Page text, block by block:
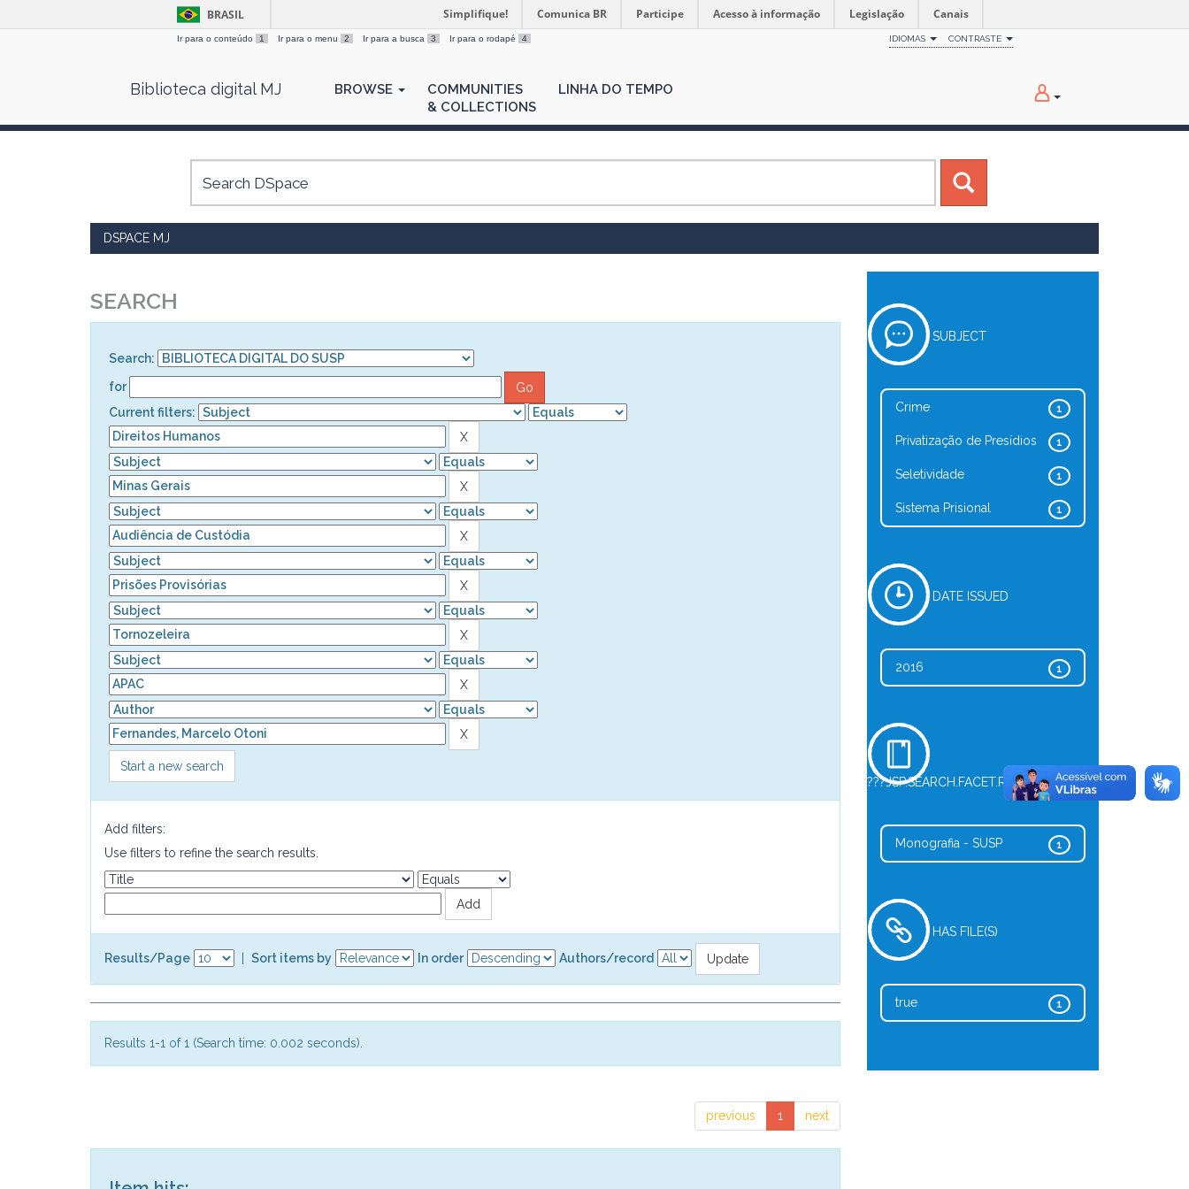
BRASIL Simplifique! Comunica BR Participe Acesso à informação Legislação Canais
Ir para o conteúdo 1 Ir para o menu 2 Ir para a busca 3 Ir para o rodapé 4 IDIOMAS CONTRASTE
Biblioteca digital MJ BROWSE
COMMUNITIES
& COLLECTIONS
LINHA DO TEMPO
DSPACE MJ
SEARCH
Search:
for
Current filters:
Start a new search
Add filters:
Use filters to refine the search results.
Results/Page Sort items by In order Authors/record
Results 1-1 of 1 (Search time: 0.002 seconds).
previous 1 next
SUBJECT
1
Crime
1
Privatização de Presídios
1
Seletividade
1
Sistema Prisional
DATE ISSUED
1
2016
???JSP.SEARCH.FACET.REFINE.TYPE???
1
Monografia - SUSP
HAS FILE(S)
1
true